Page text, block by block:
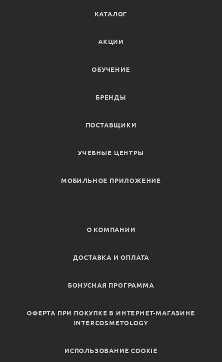
КАТАЛОГ
АКЦИИ
ОБУЧЕНИЕ
БРЕНДЫ
ПОСТАВЩИКИ
УЧЕБНЫЕ ЦЕНТРЫ
МОБИЛЬНОЕ ПРИЛОЖЕНИЕ
О КОМПАНИИ
ДОСТАВКА И ОПЛАТА
БОНУСНАЯ ПРОГРАММА
ОФЕРТА ПРИ ПОКУПКЕ В ИНТЕРНЕТ-МАГАЗИНЕ
INTERCOSMETOLOGY
ИСПОЛЬЗОВАНИЕ COOKIE